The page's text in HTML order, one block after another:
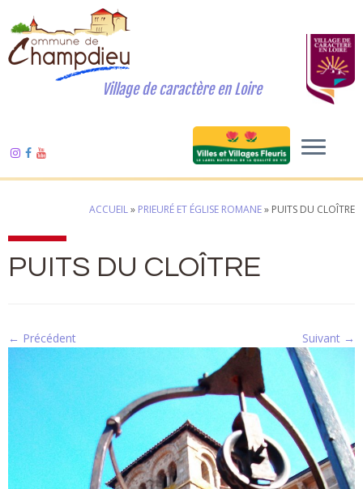
Village de caractère en Loire
ACCUEIL» PRIEURÉ ET ÉGLISE ROMANE» PUITS DU CLOÎTRE
PUITS DU CLOÎTRE
← Précédent Suivant →